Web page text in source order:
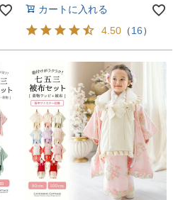
カートに入れる
4.50 （16）